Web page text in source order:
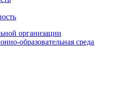
организации
образовательная среда